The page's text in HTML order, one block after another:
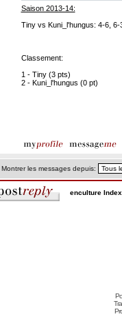
Saison 2013-14:
Tiny vs Kuni_l'hungus: 4-6, 6-
Classement:
1 - Tiny (3 pts)
2 - Kuni_l'hungus (0 pt)
Montrer les messages depuis:
enculture